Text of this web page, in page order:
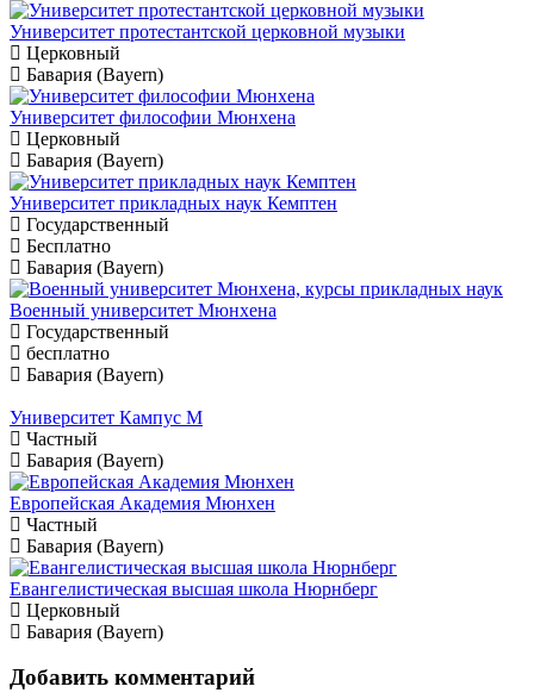
Университет протестантской церковной музыки
Церковный
Бавария (Bayern)
Университет философии Мюнхена
Церковный
Бавария (Bayern)
Университет прикладных наук Кемптен
Государственный
Бесплатно
Бавария (Bayern)
Военный университет Мюнхена
Государственный
бесплатно
Бавария (Bayern)
Университет Кампус М
Частный
Бавария (Bayern)
Европейская Академия Мюнхен
Частный
Бавария (Bayern)
Евангелистическая высшая школа Нюрнберг
Церковный
Бавария (Bayern)
Добавить комментарий